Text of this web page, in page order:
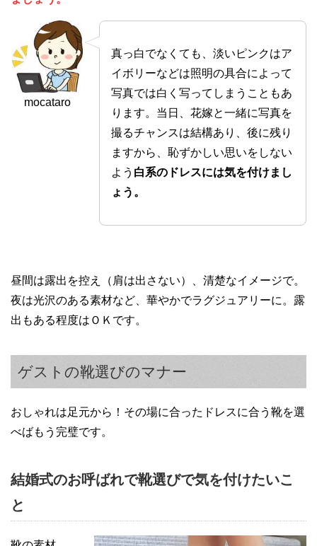
mocataro
真っ白でなくても、淡いピンクはア
イボリーなどは照明の具合によって
写真では白く写ってしまうこともあ
ります。当日、花嫁と一緒に写真を
撮るチャンスは結構あり、後に残り
ますから、恥ずかしい思いをしない
よう 白系のドレスには気を付けまし
ょう。
昼間は露出を控え（肩は出さない）、清楚なイメージで。
夜は光沢のある素材など、華やかでラグジュアリーに。露
出もある程度はＯＫです。
ゲストの靴選びのマナー
おしゃれは足元から！その場に合ったドレスに合う靴を選
べばもう完璧です。
結婚式のお呼ばれで靴選びで気を付けたいこ
と